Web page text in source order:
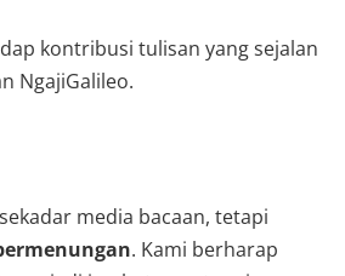
kontribusi tulisan yang sejalan
NgajiGalileo.
media bacaan, tetapi
. Kami berharap